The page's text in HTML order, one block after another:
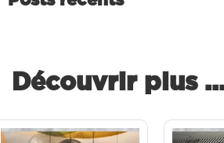
Découvrir plus